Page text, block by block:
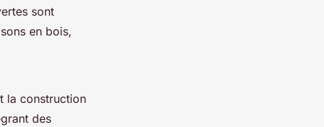
sont
en bois,
la construction
des